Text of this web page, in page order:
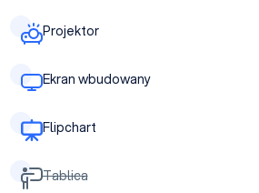
Projektor
Ekran wbudowany
Flipchart
Tablica